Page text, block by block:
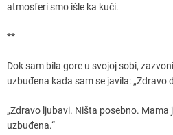
atmosferi smo išle ka kući.
**
Dok sam bila gore u svojoj sobi,
uzbuđena kada sam se javila: „Zdravo
„Zdravo ljubavi. Ništa posebno. Mama
uzbuđena.“